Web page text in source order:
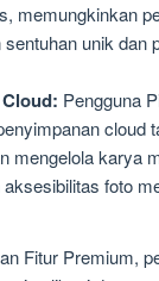
memungkinkan
unik dan
Pengguna
cloud
mengelola karya
foto
Fitur Premium,